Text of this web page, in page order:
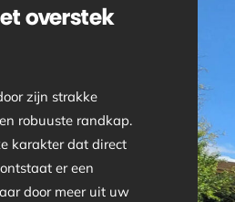
overstek
zijn strakke
robuuste randkap.
karakter dat direct
er een
door meer uit uw